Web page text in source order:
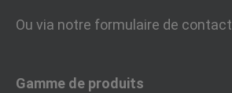
Ou via notre formulaire de contact
Gamme de produits